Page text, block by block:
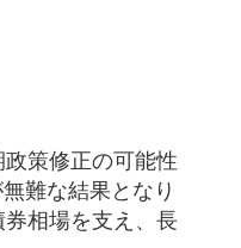
策修正の可能性
難な結果となり
相場を支え、長